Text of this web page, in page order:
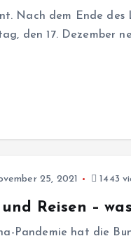
Nach dem Ende des
den 17. Dezember
25, 2021 1443
und Reisen –
Pandemie hat die